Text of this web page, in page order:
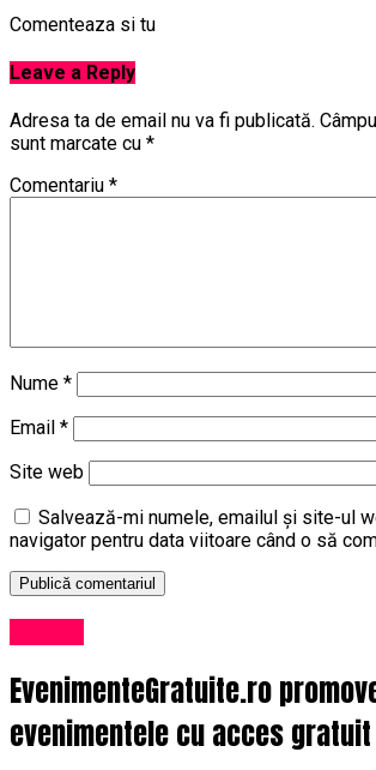
Comenteaza si tu
Leave a Reply
Adresa ta de email nu va fi publicată.
sunt marcate cu *
Comentariu *
Nume *
Email *
Site web
Salvează-mi numele, emailul și site-ul
navigator pentru data viitoare când o să
EvenimenteGratuite.ro
evenimentele cu acces gratuit